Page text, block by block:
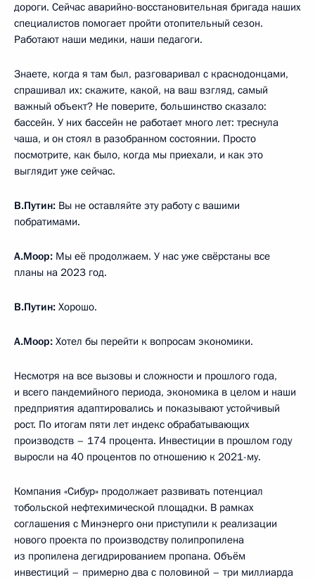
дороги. Сейчас аварийно-восстановительная бригада наших
специалистов помогает пройти отопительный сезон.
Работают наши медики, наши педагоги.
Знаете, когда я там был, разговаривал с краснодонцами,
спрашивал их: скажите, какой, на ваш взгляд, самый
важный объект? Не поверите, большинство сказало:
бассейн. У них бассейн не работает много лет: треснула
чаша, и он стоял в разобранном состоянии. Просто
посмотрите, как было, когда мы приехали, и как это
выглядит уже сейчас.
В.Путин: Вы не оставляйте эту работу с вашими
побратимами.
А.Моор: Мы её продолжаем. У нас уже свёрстаны все
планы на 2023 год.
В.Путин: Хорошо.
А.Моор: Хотел бы перейти к вопросам экономики.
Несмотря на все вызовы и сложности и прошлого года,
и всего пандемийного периода, экономика в целом и наши
предприятия адаптировались и показывают устойчивый
рост. По итогам пяти лет индекс обрабатывающих
производств – 174 процента. Инвестиции в прошлом году
выросли на 40 процентов по отношению к 2021-му.
Компания «Сибур» продолжает развивать потенциал
тобольской нефтехимической площадки. В рамках
соглашения с Минэнерго они приступили к реализации
нового проекта по производству полипропилена
из пропилена дегидрированием пропана. Объём
инвестиций – примерно два с половиной – три миллиарда